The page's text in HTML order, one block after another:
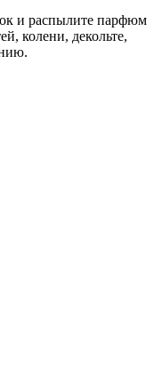
и распылите парфюм
колени, декольте,